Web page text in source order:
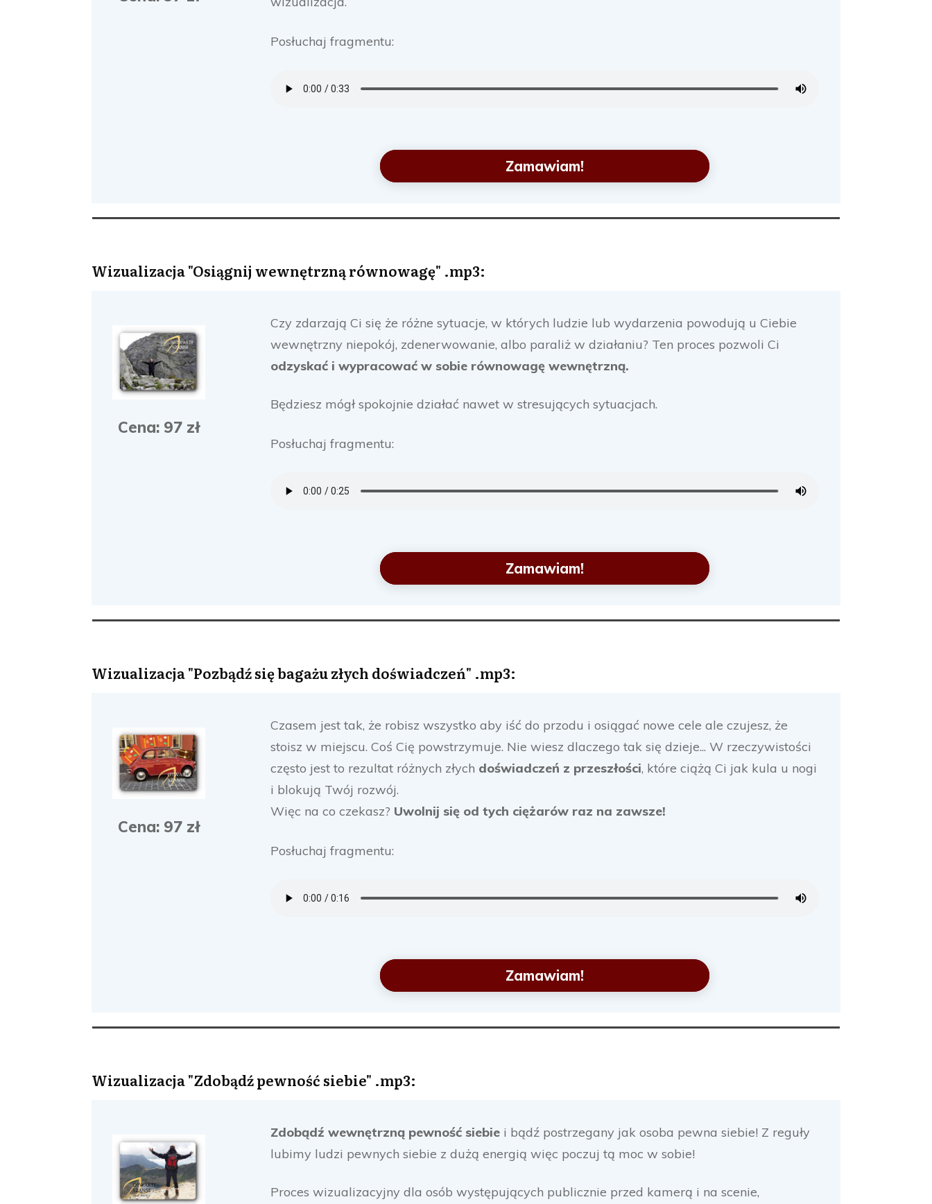
Posłuchaj fragmentu:
Zamawiam!
Wizualizacja "Osiągnij wewnętrzną równowagę" .mp3:
Cena: 97 zł
Czy zdarzają Ci się że różne sytuacje, w których ludzie lub wydarzenia powodują u Ciebie
wewnętrzny niepokój, zdenerwowanie, albo paraliż w działaniu? Ten proces pozwoli Ci
odzyskać i wypracować w sobie równowagę wewnętrzną.
Będziesz mógł spokojnie działać nawet w stresujących sytuacjach.
Posłuchaj fragmentu:
Zamawiam!
Wizualizacja "Pozbądź się bagażu złych doświadczeń" .mp3:
Cena: 97 zł
Czasem jest tak, że robisz wszystko aby iść do przodu i osiągać nowe cele ale czujesz, że
stoisz w miejscu. Coś Cię powstrzymuje. Nie wiesz dlaczego tak się dzieje... W rzeczywistości
często jest to rezultat różnych złych doświadczeń z przeszłości, które ciążą Ci jak kula u nogi
i blokują Twój rozwój.
Więc na co czekasz? Uwolnij się od tych ciężarów raz na zawsze!
Posłuchaj fragmentu:
Zamawiam!
Wizualizacja "Zdobądź pewność siebie" .mp3:
Zdobądź wewnętrzną pewność siebiei bądź postrzegany jak osoba pewna siebie! Z reguły
lubimy ludzi pewnych siebie z dużą energią więc poczuj tą moc w sobie!
Proces wizualizacyjny dla osób występujących publicznie przed kamerą i na scenie,